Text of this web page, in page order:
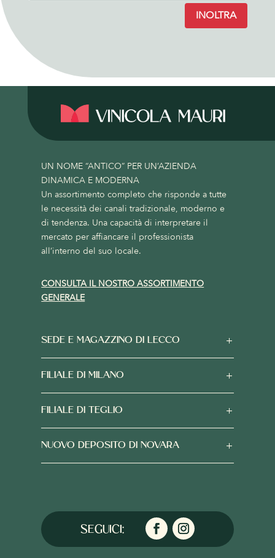
INOLTRA
UN NOME “ANTICO” PER UN’AZIENDA
DINAMICA E MODERNA
Un assortimento completo che risponde a tutte
le necessità dei canali tradizionale, moderno e
di tendenza. Una capacità di interpretare il
mercato per affiancare il professionista
all’interno del suo locale.
CONSULTA IL NOSTRO ASSORTIMENTO
GENERALE
SEDE E MAGAZZINO DI LECCO
FILIALE DI MILANO
FILIALE DI TEGLIO
NUOVO DEPOSITO DI NOVARA